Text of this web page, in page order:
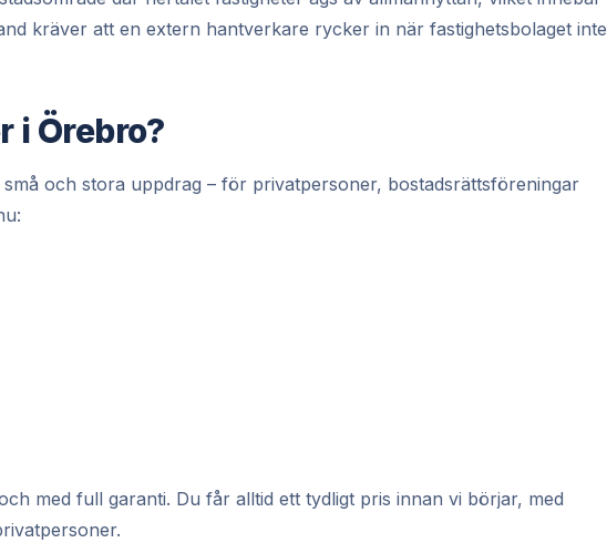
kräver att en extern hantverkare rycker in när fastighetsbolaget inte
i Örebro?
och stora uppdrag – för privatpersoner, bostadsrättsföreningar
med full garanti. Du får alltid ett tydligt pris innan vi börjar, med